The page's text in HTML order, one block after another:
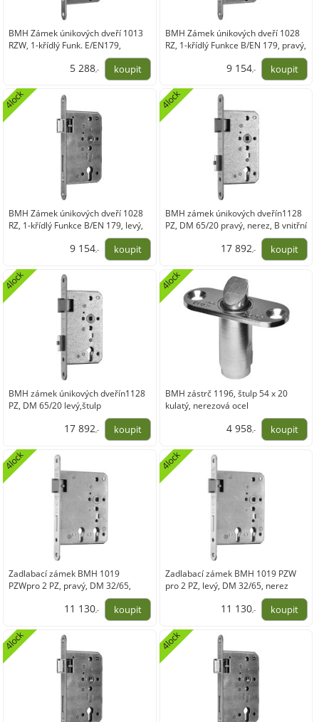
BMH Zámek únikových dveří 1013
RZW, 1-křídlý Funk. E/EN179,
5 288,-
BMH Zámek únikových dveří 1028
RZ, 1-křídlý Funkce B/EN 179, pravý,
9 154,-
BMH Zámek únikových dveří 1028
RZ, 1-křídlý Funkce B/EN 179, levý,
4lock
9 154,-
BMH zámek únikových dveřín1128
PZ, DM 65/20 pravý, nerez, B vnitřní
4lock
17 892,-
BMH zámek únikových dveřín1128
PZ, DM 65/20 levý,štulp
4lock
17 892,-
BMH zástrč 1196, štulp 54 x 20
kulatý, nerezová ocel
4lock
4 958,-
Zadlabací zámek BMH 1019
PZWpro 2 PZ, pravý, DM 32/65,
4lock
11 130,-
Zadlabací zámek BMH 1019 PZW
pro 2 PZ, levý, DM 32/65, nerez
4lock
11 130,-
4lock 4lock